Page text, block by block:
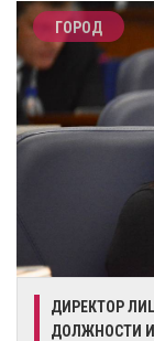
ГОРОД
ДИРЕКТОР
ДОЛЖНОСТИ